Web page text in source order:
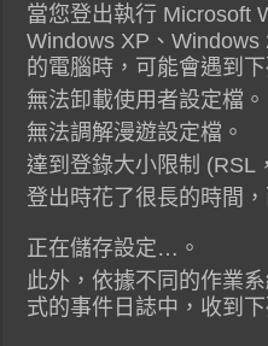
當您登出執行 Microsoft
Windows XP、
的電腦時，可能會遇到
無法卸載使用者設定檔。
無法調解漫遊設定檔。
達到登錄大小限制 (RSL
登出時花了很長的時間
正在儲存設定…。
此外，依據不同的作業
式的事件日誌中，收到